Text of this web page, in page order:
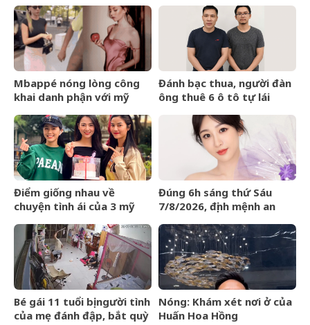
Victoria giữa sóng gió gia
Mbappé nóng lòng công
khai danh phận với mỹ
rồi
Đánh bạc thua, người đàn
ông thuê 6 ô tô tự lái
Điểm giống nhau về
chuyện tình ái của 3 mỹ
Đúng 6h sáng thứ Sáu
7/8/2026, định mệnh an
như cá chép hóa rồng,
giàu có lên bất chấp
Bé gái 11 tuổi bị người tình
của mẹ đánh đập, bắt quỳ
Nóng: Khám xét nơi ở của
Huấn Hoa Hồng